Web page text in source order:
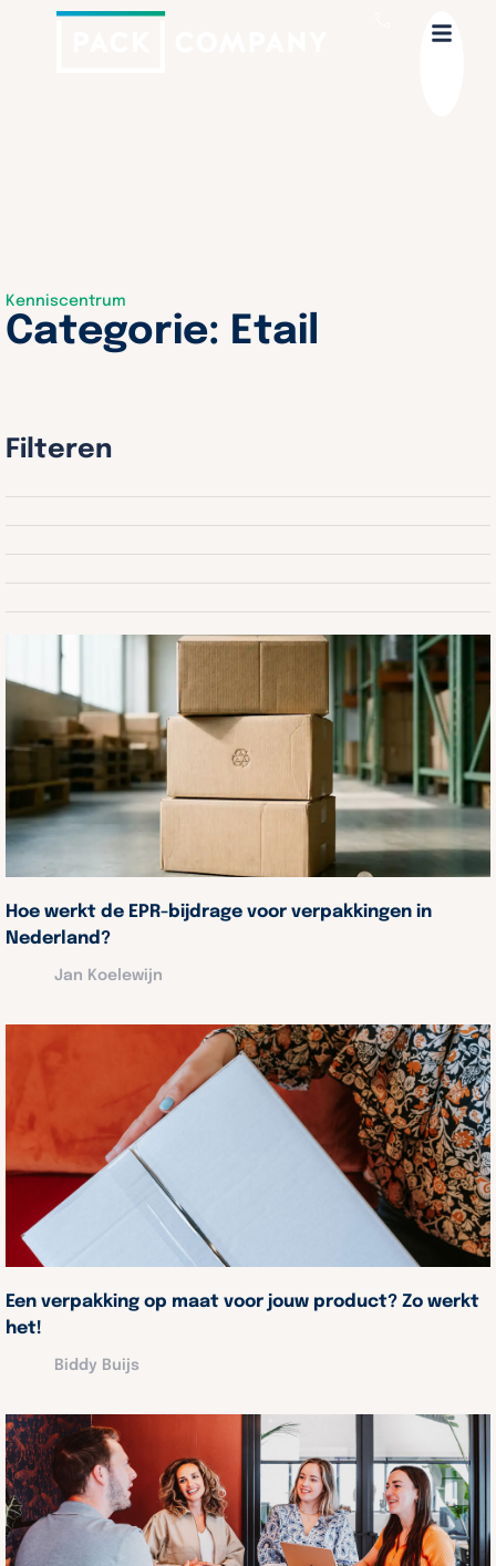
Kenniscentrum
Categorie: Etail
Filteren
Hoe werkt de EPR-bijdrage voor verpakkingen in
Nederland?
Jan Koelewijn
Een verpakking op maat voor jouw product? Zo werkt
het!
Biddy Buijs